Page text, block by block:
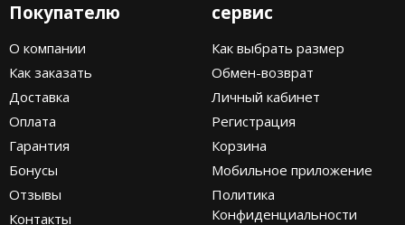
Покупателю
О компании
Как заказать
Доставка
Оплата
Гарантия
Бонусы
Отзывы
Контакты
сервис
Как выбрать размер
Обмен-возврат
Личный кабинет
Регистрация
Корзина
Мобильное приложение
Политика
Конфиденциальности